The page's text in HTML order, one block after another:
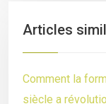
Articles
Comment la
siècle a